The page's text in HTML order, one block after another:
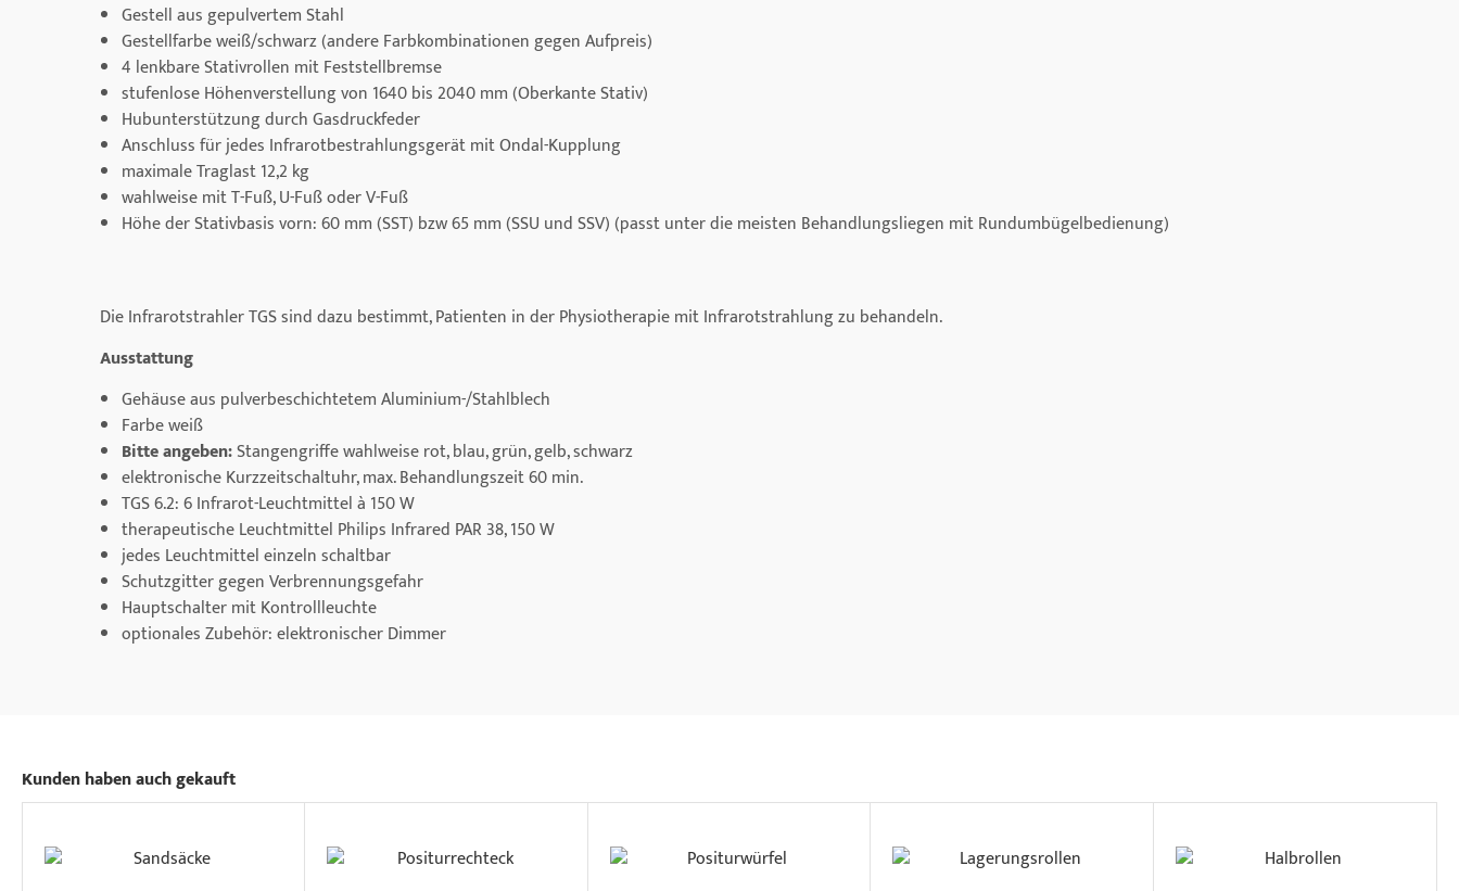
Gestell aus gepulvertem Stahl
Gestellfarbe weiß/schwarz (andere Farbkombinationen gegen Aufpreis)
4 lenkbare Stativrollen mit Feststellbremse
stufenlose Höhenverstellung von 1640 bis 2040 mm (Oberkante Stativ)
Hubunterstützung durch Gasdruckfeder
Anschluss für jedes Infrarotbestrahlungsgerät mit Ondal-Kupplung
maximale Traglast 12,2 kg
wahlweise mit T-Fuß, U-Fuß oder V-Fuß
Höhe der Stativbasis vorn: 60 mm (SST) bzw 65 mm (SSU und SSV) (passt unter die meisten Behandlungsliegen mit Rundumbügelbedienung)
Die Infrarotstrahler TGS sind dazu bestimmt, Patienten in der Physiotherapie mit Infrarotstrahlung zu behandeln.
Ausstattung
Gehäuse aus pulverbeschichtetem Aluminium-/Stahlblech
Farbe weiß
Bitte angeben:Stangengriffe wahlweise rot, blau, grün, gelb, schwarz
elektronische Kurzzeitschaltuhr, max. Behandlungszeit 60 min.
TGS 6.2: 6 Infrarot-Leuchtmittel à 150 W
therapeutische Leuchtmittel Philips Infrared PAR 38, 150 W
jedes Leuchtmittel einzeln schaltbar
Schutzgitter gegen Verbrennungsgefahr
Hauptschalter mit Kontrollleuchte
optionales Zubehör: elektronischer Dimmer
Kunden haben auch gekauft